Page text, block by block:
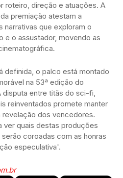
roteiro, direção e atuações. A
premiação atestam a
narrativas que exploram o
e o assustador, movendo as
definida, o palco está montado
na 53ª edição do
disputa entre titãs do sci-fi,
reinventados promete manter
dos vencedores.
ver quais destas produções
coroadas com as honras
especulativa'.